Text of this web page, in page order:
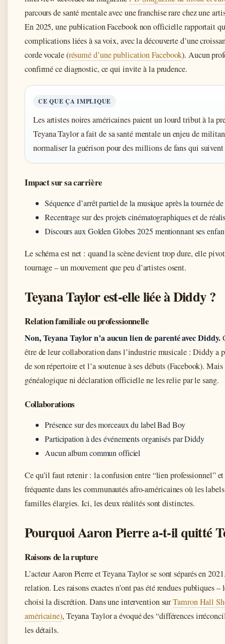
parcours de santé mentale avec une franchise rare chez une
En 2025, une publication Facebook non officielle rapportait
complications liées à sa voix, avec la découverte d’une
corde vocale (résumé d’une publication Facebook). Aucun
confirmé ce diagnostic, ce qui invite à la prudence.
CE QUE ÇA IMPLIQUE
Les artistes noires américaines paient un lourd tribut à la
Teyana Taylor a fait de sa santé mentale un enjeu de
normaliser la guérison pour des millions de fans qui
Impact sur sa carrière
Séquence d’arrêt partiel de la musique après la tournée
Recentrage sur des projets cinématographiques et de
Discours aux Golden Globes 2025 mentionnant ses
Le schéma est net : quand la scène devient trop dure, elle
tournage – un mouvement que peu d’artistes osent.
Teyana Taylor est-elle liée à Diddy ?
Relation familiale ou professionnelle
Non, Teyana Taylor n’a aucun lien de parenté avec Diddy.
être de leur collaboration dans l’industrie musicale : Diddy a
de son répertoire et l’a soutenue à ses débuts (Facebook).
généalogique ni déclaration officielle ne les relie par le sang.
Collaborations
Présence sur des morceaux du label Bad Boy
Participation à des événements organisés par Diddy
Aucun album commun officiel
Ce qu’il faut retenir : la confusion entre “lien professionnel”
fréquente dans les communautés afro-américaines où les
familles élargies. Ici, les deux réalités sont distinctes.
Pourquoi Aaron Pierre a-t-il quitté
Raisons de la rupture
L’acteur Aaron Pierre et Teyana Taylor se sont séparés en
relation. Les raisons exactes n’ont pas été rendues publiques –
choisi la discrétion. Dans une intervention surTamron Hall
américaine), Teyana Taylor a évoqué des “différences
les détails.